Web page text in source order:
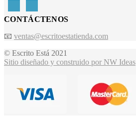
CONTÁCTENOS
📧 ventas@escritoestatienda.com
© Escrito Está 2021
Sitio diseñado y construido por NW Ideas